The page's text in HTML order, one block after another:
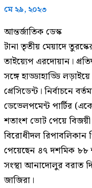
মে ২৯, ২০২৩
আন্তর্জাতিক ডেস্ক
টানা তৃতীয় মেয়াদে
তাইয়্যেপ এরদোয়ান।
সঙ্গে হাড্ডাহাড্ডি
প্রেসিডেন্ট। নির্বাচনে
ডেভেলপমেন্ট পার্টির
শতাংশ ভোট পেয়ে বিজয়ী
বিরোধীদল
পেয়েছেন ৪৭ দশমিক ৮৮
সংস্থা আনাদোলুর বরাত
জাজিরা।